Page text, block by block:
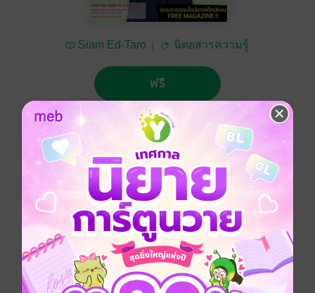
Siam Ed-Taro นิตยสารความรู้
ฟรี
No Rating
ติดตาม แชร์
นิตยสาร สยาม เอ็ดตะโร ม.3 ฉบับที่ 22
มัธยม